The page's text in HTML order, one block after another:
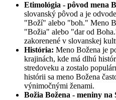
Etimológia - pôvod mena
slovanský pôvod a je
"Boží" alebo "boh." Meno
"Božia" alebo "dar od
zakorenené v slovanskej
História: Meno Božena je
krajinách, kde má dlhú
stredoveku a zostalo
histórii sa meno Božena
výnimočnými ženami.
Božia Božena - meniny na